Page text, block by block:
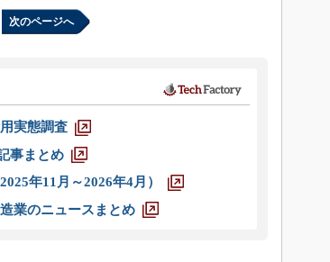
次のページへ
実態調査
事まとめ
年11月～2026年4月）
業のニュースまとめ